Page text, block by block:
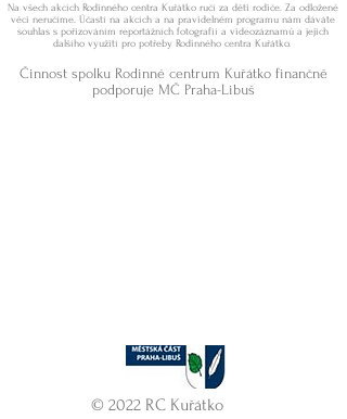
Na všech akcích Rodinného centra Kuřátko ručí za děti rodiče. Za odložené
věci neručíme. Účastí na akcích a na pravidelném programu nám dáváte
souhlas s pořizováním reportážních fotografií a videozáznamů a jejich
dalšího využití pro potřeby Rodinného centra Kuřátko.
Činnost spolku Rodinné centrum Kuřátko finančně
podporuje MČ Praha-Libuš
© 2022 RC Kuřátko